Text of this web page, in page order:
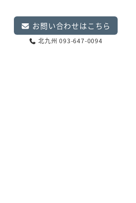
お問い合わせはこちら
北九州 093-647-0094